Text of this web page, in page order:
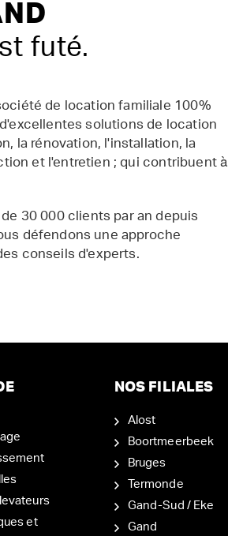
futé.
de location familiale 100%
solutions de location
la rénovation, l'installation, la
et l'entretien ; qui contribuent à
30 000 clients par an depuis
défendons une approche
conseils d'experts.
et
NOS FILIALES
Alost
Boortmeerbeek
Bruges
Termonde
Gand-Sud / Eke
Gand